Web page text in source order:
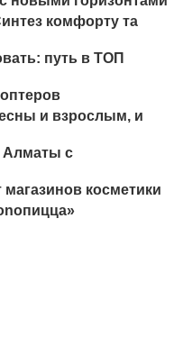
комфорту та
путь в ТОП
и взрослым, и
Алматы с
магазинов косметики